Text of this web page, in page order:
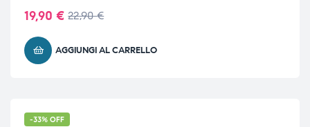
22,90€
19,90 €
AGGIUNGI AL CARRELLO
-33% OFF